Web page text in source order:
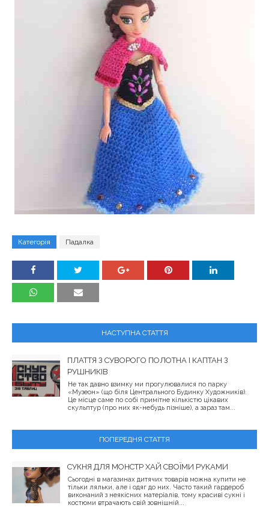
Категорія Падалка
НАСТУПНА СТАТТЯ
ПЛАТТЯ З СУВОРОГО ПОЛОТНА І КАПТАН З
РУШНИКІВ
Не так давно взимку ми прогулювалися по парку
«Музеон» (що біля Центрального Будинку Художників).
Це місце саме по собі примітне кількістю цікавих
скульптур (про них як-небудь пізніше), а зараз там...
ПОПЕРЕДНЯ СТАТТЯ
СУКНЯ ДЛЯ МОНСТР ХАЙ СВОЇМИ РУКАМИ
Сьогодні в магазинах дитячих товарів можна купити не
тільки ляльки, але і одяг до них. Часто такий гардероб
виконаний з неякісних матеріалів, тому красиві сукні і
костюми втрачають свій зовнішній...